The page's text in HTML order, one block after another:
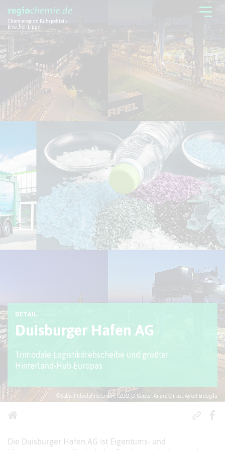
Chemieregion Ruhrgebiet +
Emscher-Lippe
Chemieregion
Aktuelles + Service
© Sabic Polyolefine GmbH, TZDO, U. Geisler, Andre Chrost, Aykut Erdogdu
DETAIL
Duisburger Hafen AG
Trimodale Logistikdrehscheibe und größter
Hinterland-Hub Europas
Die Duisburger Hafen AG ist Eigentums- und